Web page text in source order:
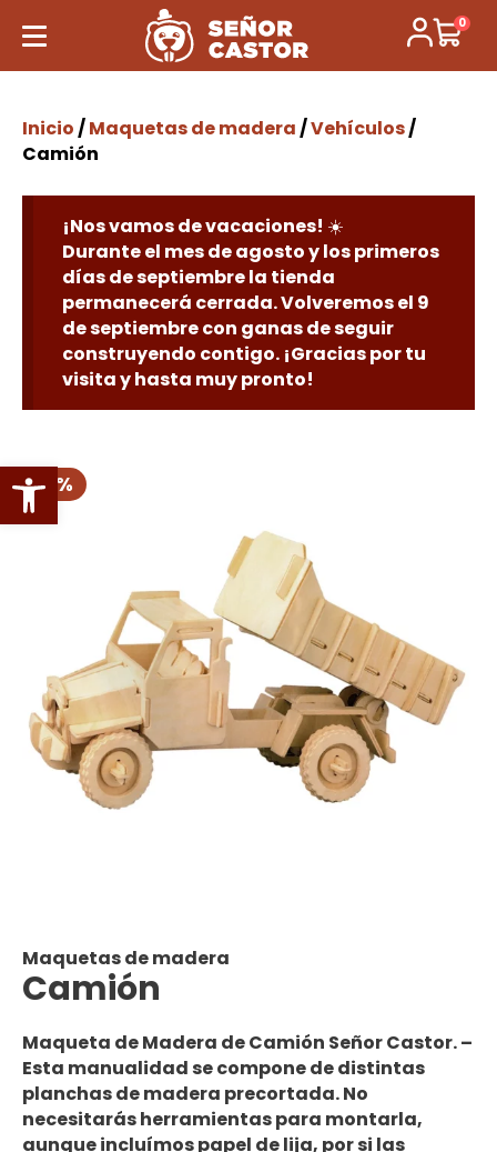
Abrir barra de herramientas
0
Inicio/Maquetas de madera/Vehículos/
Camión
¡Nos vamos de vacaciones! ☀️
Durante el mes de agosto y los primeros
días de septiembre la tienda
permanecerá cerrada. Volveremos el 9
de septiembre con ganas de seguir
construyendo contigo. ¡Gracias por tu
visita y hasta muy pronto!
30 %
Maquetas de madera
Camión
Maqueta de Madera de Camión Señor Castor. –
Esta manualidad se compone de distintas
planchas de madera precortada.No
necesitarás herramientaspara montarla,
aunque incluímos papel de lija, por si las